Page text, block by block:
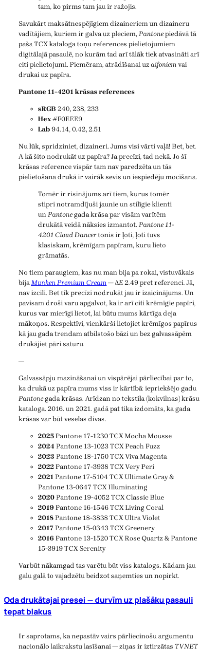
tam, ko pirms tam jau ir ražojis.
Savukārt maksātnespējīgiem dizaineriem un dizaineru
vadītājiem, kuriem ir galva uz pleciem,Pantonepiedāvā tā
paša TCX kataloga toņu references pielietojumiem
digitālajā pasaulē, no kurām tad arī tālāk tiek atvasināti arī
citi pielietojumi. Piemēram, atrādīšanai uzaifoniemvai
drukai uz papīra.
Pantone 11-4201 krāsas references
sRGB240, 238, 233
Hex#F0EEE9
Lab94.14, 0.42, 2.51
Nu lūk, spridziniet, dizaineri. Jums visi vārti vaļā! Bet, bet.
A kā šito nodrukāt uz papīra? Ja precīzi, tad nekā. Jo šī
krāsas reference vispār tam nav paredzēta un tās
pielietošana drukā ir vairāk sevis un iespiedēju mocīšana.
Tomēr ir risinājums arī tiem, kurus tomēr
stipri notramdījuši jaunie un stilīgie klienti
unPantonegada krāsa par visām varītēm
drukātā veidā nāksies izmantot. Pantone 11-
4201 Cloud Dancertonis ir ļoti, ļoti tuvs
klasiskam, krēmīgam papīram, kuru lieto
grāmatās.
No tiem paraugiem, kas nu man bija pa rokai, vistuvākais
bijaMunken Premium Cream— ΔE2.49 pret referenci. Jā,
nav izcili. Bet tik precīzi nodrukāt jau ir izaicinājums. Un
pavisam droši varu apgalvot, ka ir arī citi krēmīgie papīri,
kurus var mierīgi lietot, lai būtu mums kārtīga deja
mākoņos. Respektīvi, vienkārši lietojiet krēmīgos papīrus
kā jau gada trendam atbilstošo bāzi un bez galvassāpēm
drukājiet pāri saturu.
—
Galvassāpju mazināšanai un vispārējai pārliecībai par to,
ka drukā uz papīra mums viss ir kārtībā: iepriekšējo gadu
Pantonegada krāsas. Arīdzan no tekstila (kokvilnas) krāsu
kataloga. 2016. un 2021. gadā pat tika izdomāts, ka gada
krāsas var būt veselas divas.
2025Pantone 17-1230 TCX Mocha Mousse
2024 Pantone 13-1023 TCX Peach Fuzz
2023 Pantone 18-1750 TCX Viva Magenta
2022Pantone 17-3938 TCX Very Peri
2021Pantone 17-5104 TCX Ultimate Gray &
Pantone 13-0647 TCX Illuminating
2020Pantone 19-4052 TCX Classic Blue
2019 Pantone 16-1546 TCX Living Coral
2018Pantone 18-3838 TCX Ultra Violet
2017Pantone 15-0343 TCX Greenery
2016 Pantone 13-1520 TCX Rose Quartz & Pantone
15-3919 TCX Serenity
Varbūt nākamgad tas varētu būt viss katalogs. Kādam jau
galu galā to vajadzētu beidzot saņemties un nopirkt.
Oda drukātajai presei — durvīm uz plašāku pasauli
tepat blakus
Ir saprotams, ka nepastāv vairs pārliecinošu argumentu
nacionālo laikrakstu lasīšanai — ziņas ir iztirzātas TVNET